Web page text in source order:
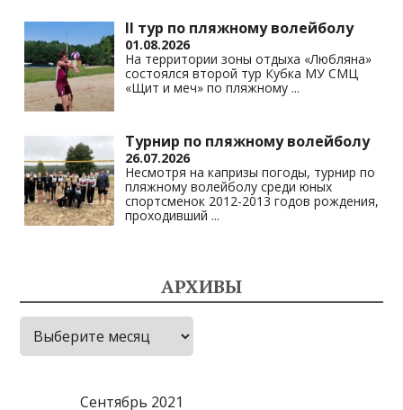
II тур по пляжному волейболу
01.08.2026
На территории зоны отдыха «Любляна»
состоялся второй тур Кубка МУ СМЦ
«Щит и меч» по пляжному ...
Турнир по пляжному волейболу
26.07.2026
Несмотря на капризы погоды, турнир по
пляжному волейболу среди юных
спортсменок 2012-2013 годов рождения,
проходивший ...
АРХИВЫ
Архивы
Сентябрь 2021